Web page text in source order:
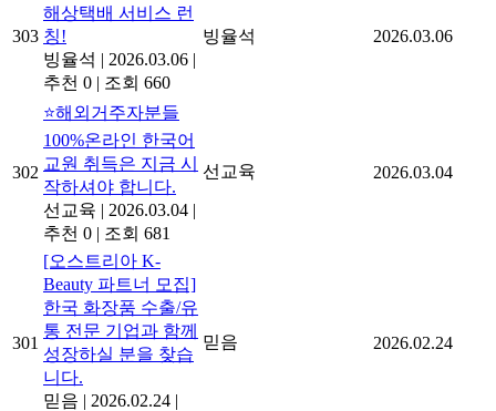
303
해상택배 서비스 런
칭!
빙율석 | 2026.03.06 |
추천 0 | 조회 660
빙율석 2026.03.06
302
⭐해외거주자분들
100%온라인 한국어
교원 취득은 지금 시
작하셔야 합니다.
선교육 | 2026.03.04 |
추천 0 | 조회 681
선교육 2026.03.04
301
[오스트리아 K-
Beauty 파트너 모집]
한국 화장품 수출/유
통 전문 기업과 함께
성장하실 분을 찾습
니다.
믿음 | 2026.02.24 |
믿음 2026.02.24